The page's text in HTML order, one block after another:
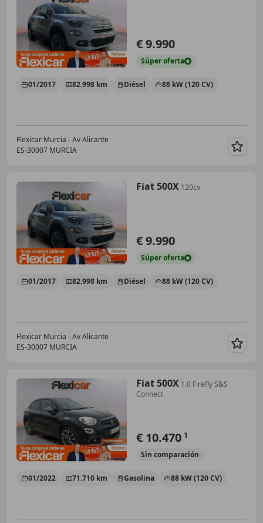
€ 9.990
Súperoferta
01/2017 82.998 km Diésel 88 kW (120 CV)
Flexicar Murcia - Av Alicante
ES-30007 MURCIA
Fiat 500X 120cv
€ 9.990
Súperoferta
01/2017 82.998 km Diésel 88 kW (120 CV)
Flexicar Murcia - Av Alicante
ES-30007 MURCIA
Fiat 500X 1.0 Firefly S&S
Connect
€ 10.470 1
Sin comparación
01/2022 71.710 km Gasolina 88 kW (120 CV)